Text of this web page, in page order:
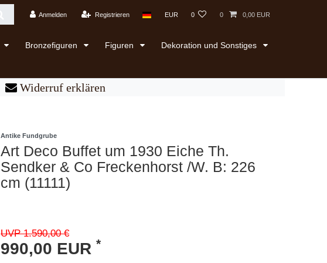
Anmelden Registrieren EUR 0 0 0,00 EUR
Bronzefiguren Figuren Dekoration und Sonstiges
Widerruf erklären
Antike Fundgrube
Art Deco Buffet um 1930 Eiche Th.
Sendker & Co Freckenhorst /W. B: 226
cm (11111)
UVP 1.590,00 €
990,00 EUR *